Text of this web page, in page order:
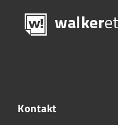
Kontakt